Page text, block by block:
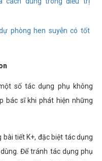
phòng hen suyễn có tốt
số tác dụng phụ không
bác sĩ khi phát hiện những
tiết K+, đặc biệt tác dụng
Để tránh tác dụng phụ